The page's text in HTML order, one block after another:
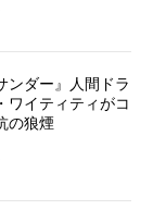
ンダー』人間ドラ
ワイティティがコ
の狼煙